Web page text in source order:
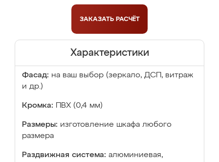
ЗАКАЗАТЬ РАСЧЁТ
Характеристики
Фасад: на ваш выбор (зеркало, ДСП, витраж
и др.)
Кромка: ПВХ (0,4 мм)
Размеры: изготовление шкафа любого
размера
Раздвижная система: алюминиевая,